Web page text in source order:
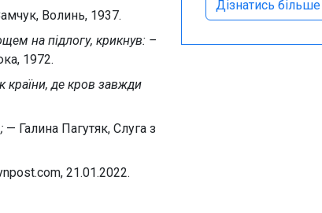
Волинь, 1937.
на підлогу, крикнув: –
1972.
країни, де кров завжди
— Галина Пагутяк, Слуга з
21.01.2022.
Дізнатись більше